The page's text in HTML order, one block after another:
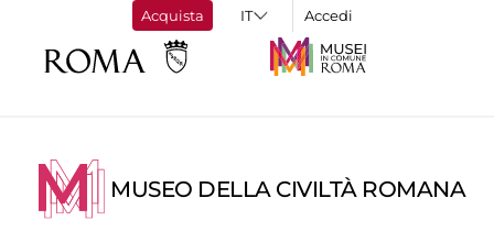
Acquista Accedi
MUSEO DELLA CIVILTÀ ROMANA